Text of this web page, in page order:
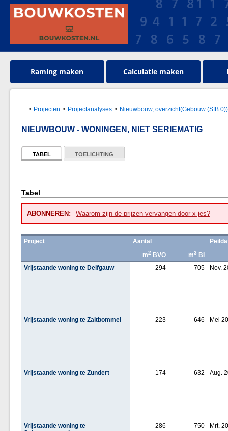
Raming maken Calculatie maken
Projecten Projectanalyses Nieuwbouw, overzicht(Gebouw (SfB 0))
NIEUWBOUW - WONINGEN, NIET SERIEMATIG
TABEL TOELICHTING
Tabel
ABONNEREN: Waarom zijn de prijzen vervangen door x-jes?
Project Aantal
m2 BVO m3 BI
Vrijstaande woning te Delfgauw
294 705 Nov.
Vrijstaande woning te Zaltbommel 223 646 Mei
Vrijstaande woning te Zundert 174 632 Aug.
Vrijstaande woning te
286 750 Mrt.